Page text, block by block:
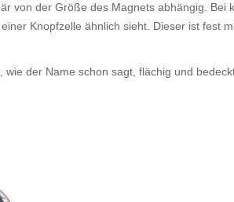
von der Größe des Magnets abhängig. Bei
Knopfzelle ähnlich sieht. Dieser ist fest
der Name schon sagt, flächig und